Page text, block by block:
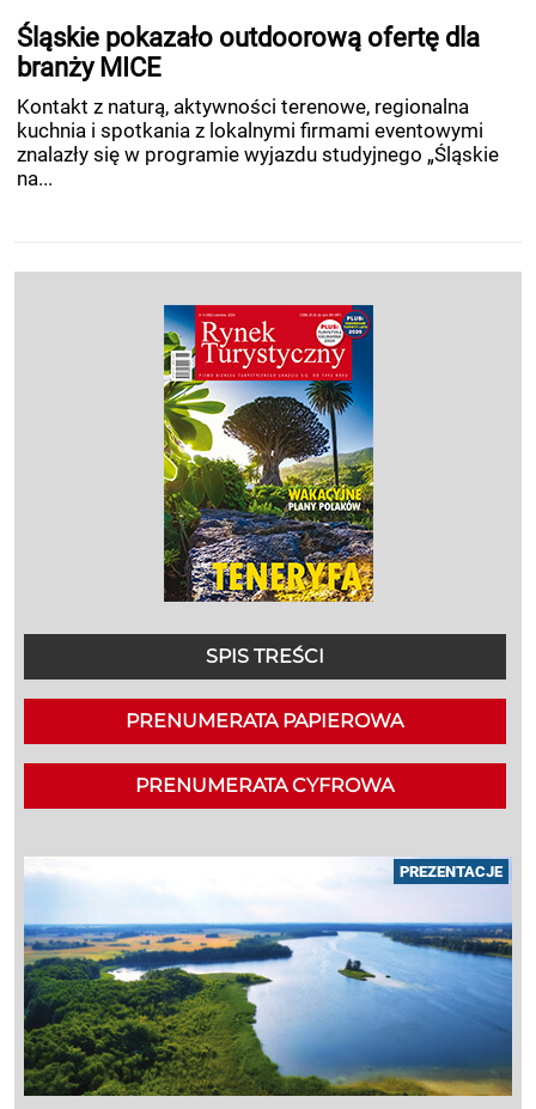
Śląskie pokazało outdoorową ofertę dla
branży MICE
Kontakt z naturą, aktywności terenowe, regionalna
kuchnia i spotkania z lokalnymi firmami eventowymi
znalazły się w programie wyjazdu studyjnego „Śląskie
na...
SPIS TREŚCI
PRENUMERATA PAPIEROWA
PRENUMERATA CYFROWA
PREZENTACJE